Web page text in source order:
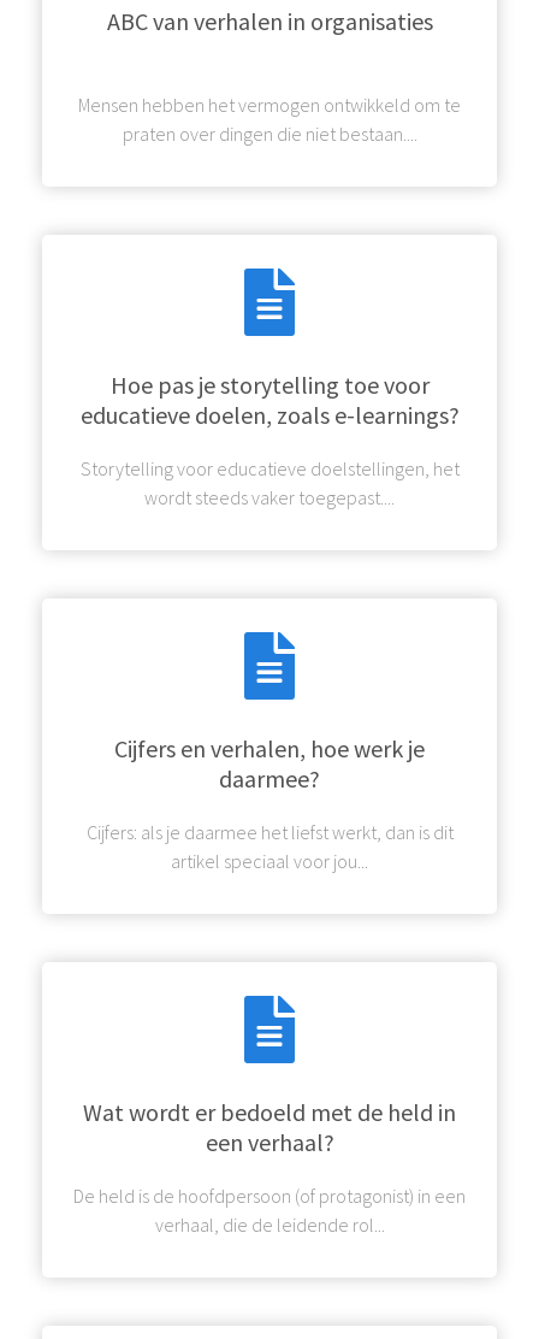
ABC van verhalen in organisaties
Mensen hebben het vermogen ontwikkeld om te
praten over dingen die niet bestaan....
Hoe pas je storytelling toe voor
educatieve doelen, zoals e-learnings?
Storytelling voor educatieve doelstellingen, het
wordt steeds vaker toegepast....
Cijfers en verhalen, hoe werk je
daarmee?
Cijfers: als je daarmee het liefst werkt, dan is dit
artikel speciaal voor jou...
Wat wordt er bedoeld met de held in
een verhaal?
De held is de hoofdpersoon (of protagonist) in een
verhaal, die de leidende rol...